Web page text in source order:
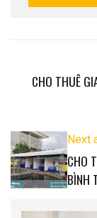
CHO THUÊ
Next
CHO
BÌNH